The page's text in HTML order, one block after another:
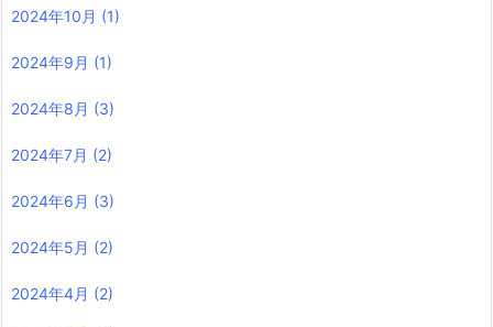
2024年10月 (1)
2024年9月 (1)
2024年8月 (3)
2024年7月 (2)
2024年6月 (3)
2024年5月 (2)
2024年4月 (2)